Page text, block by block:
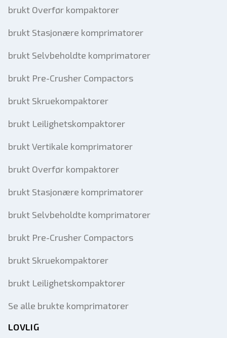
brukt Overfør kompaktorer
brukt Stasjonære komprimatorer
brukt Selvbeholdte komprimatorer
brukt Pre-Crusher Compactors
brukt Skruekompaktorer
brukt Leilighetskompaktorer
brukt Vertikale komprimatorer
brukt Overfør kompaktorer
brukt Stasjonære komprimatorer
brukt Selvbeholdte komprimatorer
brukt Pre-Crusher Compactors
brukt Skruekompaktorer
brukt Leilighetskompaktorer
Se alle brukte komprimatorer
LOVLIG